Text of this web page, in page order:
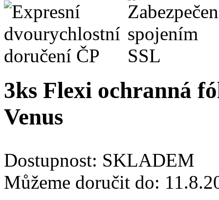
3ks Flexi ochranná
Venus
Dostupnost: SKLADEM
Můžeme doručit do: